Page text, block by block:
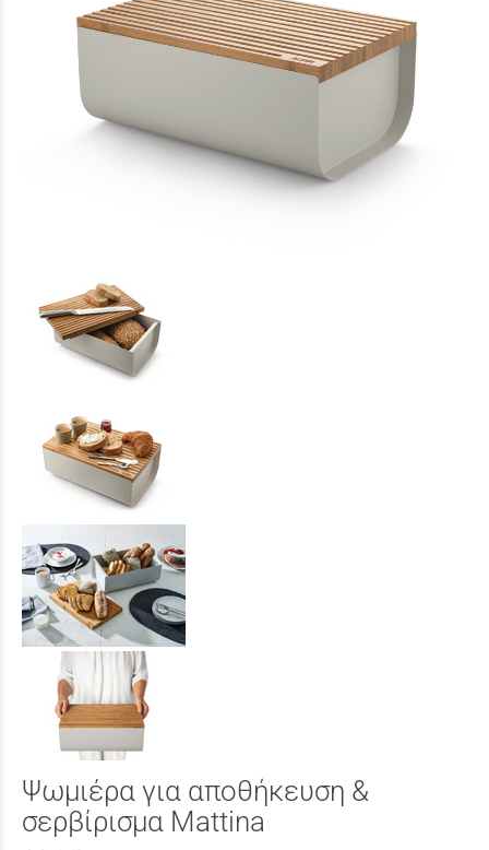
Ψωμιέρα για αποθήκευση &
σερβίρισμα Mattina